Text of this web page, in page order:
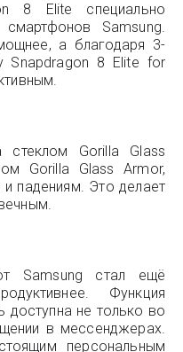
8 Elite специально
Samsung.
а благодаря 3-
Snapdragon 8 Elite for
стеклом Gorilla Glass
Gorilla Glass Armor,
падениям. Это делает
Samsung стал ещё
Функция
доступна не только во
в мессенджерах.
персональным